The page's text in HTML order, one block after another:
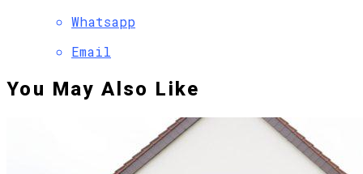
Whatsapp
Email
You May Also Like